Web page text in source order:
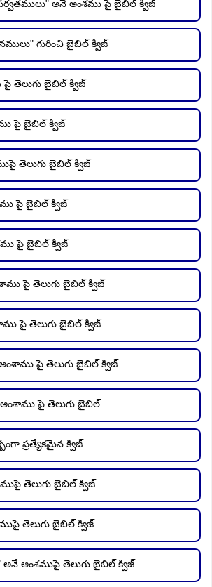
అనే అంశము పై బైబిల్ క్విజ్
గురించి బైబిల్ క్విజ్
పై తెలుగు బైబిల్ క్విజ్
పై బైబిల్ క్విజ్
తెలుగు బైబిల్ క్విజ్
పై బైబిల్ క్విజ్
పై బైబిల్ క్విజ్
పై తెలుగు బైబిల్ క్విజ్
పై తెలుగు బైబిల్ క్విజ్
పై తెలుగు బైబిల్ క్విజ్
పై తెలుగు బైబిల్
ప్రత్యేకమైన క్విజ్
తెలుగు బైబిల్ క్విజ్
తెలుగు బైబిల్ క్విజ్
అనే అంశముపై తెలుగు బైబిల్ క్విజ్